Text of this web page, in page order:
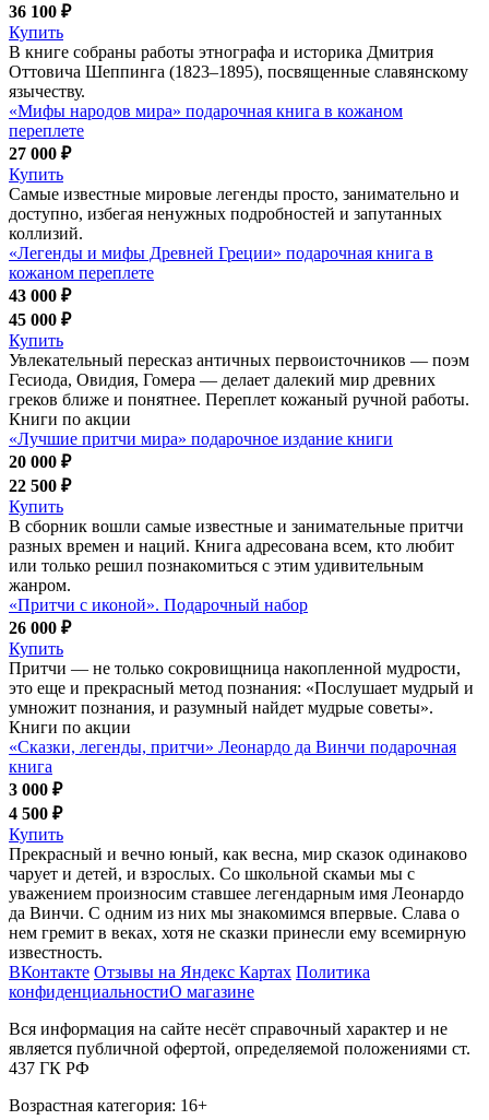
36 100 ₽
Купить
В книге собраны работы этнографа и историка Дмитрия
Оттовича Шеппинга (1823–1895), посвященные славянскому
язычеству.
«Мифы народов мира» подарочная книга в кожаном
переплете
27 000 ₽
Купить
Самые известные мировые легенды просто, занимательно и
доступно, избегая ненужных подробностей и запутанных
коллизий.
«Легенды и мифы Древней Греции» подарочная книга в
кожаном переплете
43 000 ₽
45 000 ₽
Купить
Увлекательный пересказ античных первоисточников — поэм
Гесиода, Овидия, Гомера — делает далекий мир древних
греков ближе и понятнее. Переплет кожаный ручной работы.
Книги по акции
«Лучшие притчи мира» подарочное издание книги
20 000 ₽
22 500 ₽
Купить
В сборник вошли самые известные и занимательные притчи
разных времен и наций. Книга адресована всем, кто любит
или только решил познакомиться с этим удивительным
жанром.
«Притчи с иконой». Подарочный набор
26 000 ₽
Купить
Притчи — не только сокровищница накопленной мудрости,
это еще и прекрасный метод познания: «Послушает мудрый и
умножит познания, и разумный найдет мудрые советы».
Книги по акции
«Сказки, легенды, притчи» Леонардо да Винчи подарочная
книга
3 000 ₽
4 500 ₽
Купить
Прекрасный и вечно юный, как весна, мир сказок одинаково
чарует и детей, и взрослых. Со школьной скамьи мы с
уважением произносим ставшее легендарным имя Леонардо
да Винчи. С одним из них мы знакомимся впервые. Слава о
нем гремит в веках, хотя не сказки принесли ему всемирную
известность.
ВКонтакте Отзывы на Яндекс Картах Политика
конфиденциальностиО магазине
Вся информация на сайте несёт справочный характер и не
является публичной офертой, определяемой положениями ст.
437 ГК РФ
Возрастная категория: 16+